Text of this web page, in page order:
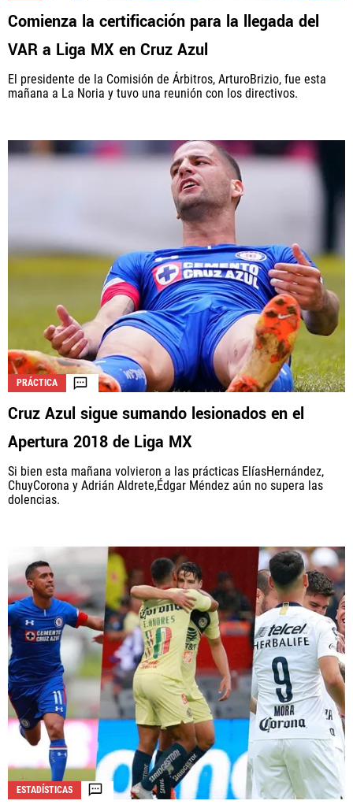
Comienza la certificación para la llegada del
VAR a Liga MX en Cruz Azul
El presidente de la Comisión de Árbitros, ArturoBrizio, fue esta
mañana a La Noria y tuvo una reunión con los directivos.
PRÁCTICA
Cruz Azul sigue sumando lesionados en el
Apertura 2018 de Liga MX
Si bien esta mañana volvieron a las prácticas ElíasHernández,
ChuyCorona y Adrián Aldrete,Édgar Méndez aún no supera las
dolencias.
ESTADÍSTICAS